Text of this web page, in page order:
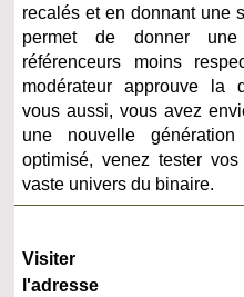
recalés et en donnant une
permet de donner
référenceurs moins
modérateur approuve la
vous aussi, vous avez
une nouvelle génération
optimisé, venez tester
vaste univers du binaire.
Visiter
l'adresse